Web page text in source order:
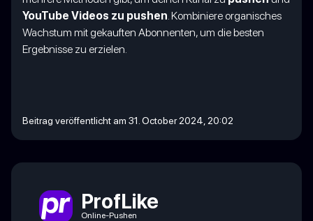
YouTube Videos zu pushen. Kombiniere organisches
Wachstum mit gekauften Abonnenten, um die besten
Ergebnisse zu erzielen.
Beitrag veröffentlicht am 31. October 2024, 20:02
ProfLike
Online-Pushen